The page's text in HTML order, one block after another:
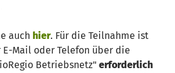
auch hier. Für die Teilnahme ist
E-Mail oder Telefon über die
Betriebsnetz" erforderlich